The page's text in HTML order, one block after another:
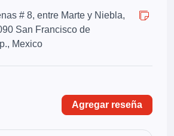
# 8, entre Marte y Niebla,
San Francisco de
Mexico
Agregar reseña